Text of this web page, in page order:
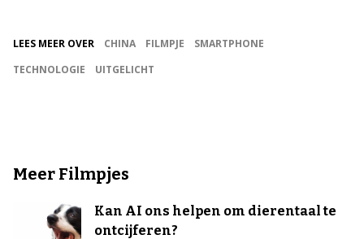
LEES MEER OVER CHINA FILMPJE
SMARTPHONE
TECHNOLOGIE
UITGELICHT
Meer Filmpjes
Kan AI ons helpen om dierentaal te
ontcijferen?